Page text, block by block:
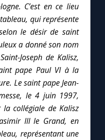
C’est en ce lieu
qui représente
le désir de saint
a donné son nom
Joseph de Kalisz,
pape Paul VI à la
Le saint pape Jean-
le 4 juin 1997,
collégiale de Kalisz
III le Grand, en
représentant une